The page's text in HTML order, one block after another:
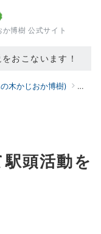
博樹 公式サイト
おこないます！
木かじおか博樹) ブロ
頭活動を